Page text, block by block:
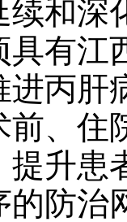
续和深
具有江
进丙肝
前、住
提升患
的防治